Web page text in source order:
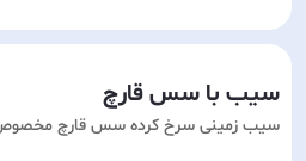
سیب با سس قارچ
سیب زمینی سرخ کرده سس قارچ